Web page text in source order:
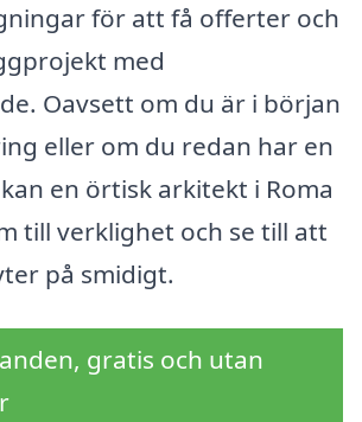
för att få offerter och
med
Oavsett om du är i början
eller om du redan har en
en örtisk arkitekt i Roma
till verklighet och se till att
på smidigt.
gratis och utan